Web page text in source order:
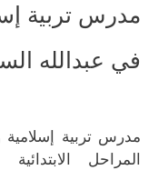
مدرس تربية
في عبدالله
مدرس تربية
المراحل